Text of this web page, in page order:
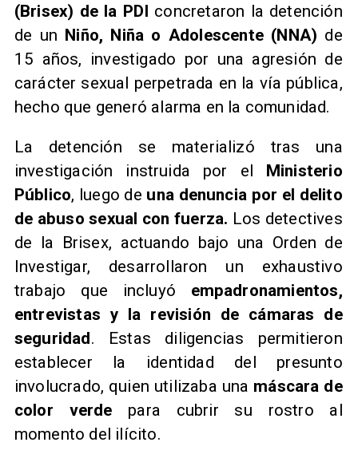
(Brisex) de la PDI concretaron la detención
de un Niño, Niña o Adolescente (NNA) de
15 años, investigado por una agresión de
carácter sexual perpetrada en la vía pública,
hecho que generó alarma en la comunidad.
La detención se materializó tras una
investigación instruida por el Ministerio
Público, luego de una denuncia por el delito
de abuso sexual con fuerza. Los detectives
de la Brisex, actuando bajo una Orden de
Investigar, desarrollaron un exhaustivo
trabajo que incluyó empadronamientos,
entrevistas y la revisión de cámaras de
seguridad. Estas diligencias permitieron
establecer la identidad del presunto
involucrado, quien utilizaba una máscara de
color verde para cubrir su rostro al
momento del ilícito.